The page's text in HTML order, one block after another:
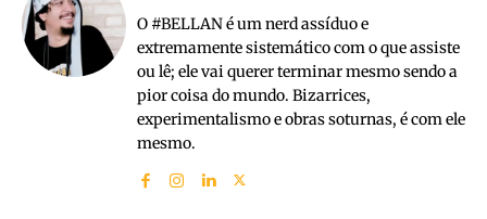
O #BELLAN é um nerd assíduo e
extremamente sistemático com o que assiste
ou lê; ele vai querer terminar mesmo sendo a
pior coisa do mundo. Bizarrices,
experimentalismo e obras soturnas, é com ele
mesmo.